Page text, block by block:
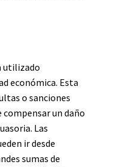
utilizado
económica. Esta
o sanciones
un daño
Las
ir desde
sumas de